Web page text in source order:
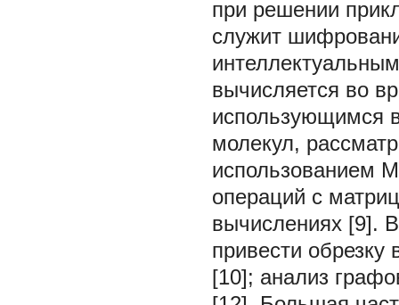
при решении
служит
вычисляется во
использующимся
молекул,
использованием
операций с
вычислениях [9].
привести
[10]; анализ